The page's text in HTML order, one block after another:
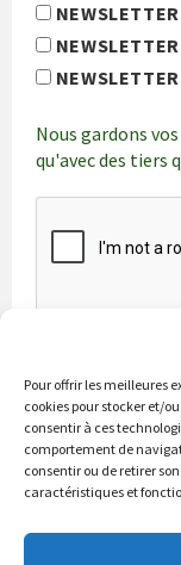
Pour offrir les meilleures
cookies pour stocker et/
consentir à ces
comportement de
consentir ou de retirer
caractéristiques et
Nous gardons
qu'avec des tiers